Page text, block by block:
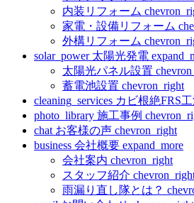
内装リフォーム
家電・設備リフォーム
外構リフォーム
solar_power 太陽光発電
太陽光パネル設置
蓄電池設置 chevron_right
cleaning_services カビ根絶FRS
photo_library 施工事例
chat お客様の声 chevron_right
business 会社概要 expand_more
会社案内 chevron_right
スタッフ紹介
雨漏り直し隊とは？